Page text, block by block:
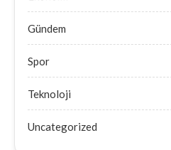
Gündem
Spor
Teknoloji
Uncategorized